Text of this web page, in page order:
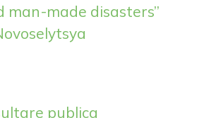
man-made disasters”
publica